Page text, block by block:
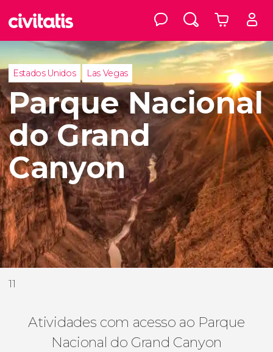
Estados Unidos Las Vegas
Parque Nacional
do Grand
Canyon
11
Atividades com acesso ao Parque
Nacional do Grand Canyon